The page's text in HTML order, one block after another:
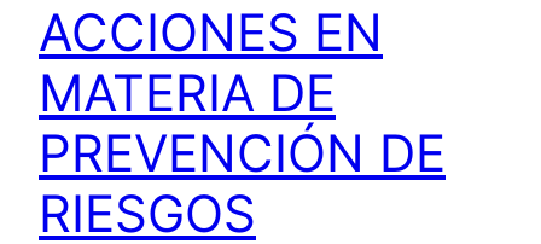
ACCIONES EN
MATERIA DE
PREVENCIÓN DE
RIESGOS